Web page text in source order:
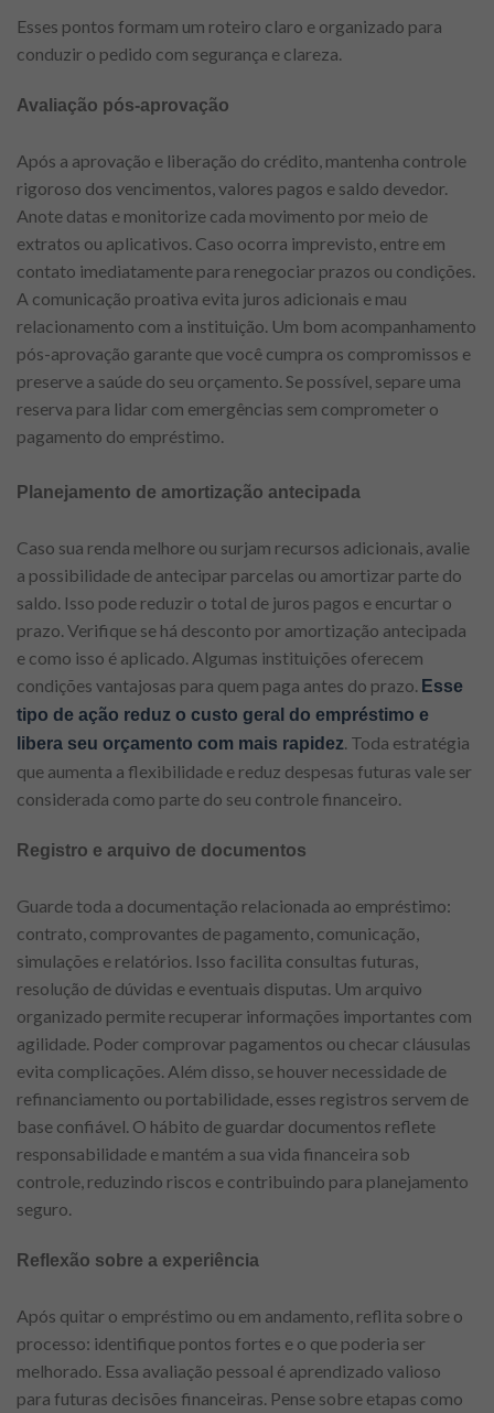
Esses pontos formam um roteiro claro e organizado para
conduzir o pedido com segurança e clareza.
Avaliação pós-aprovação
Após a aprovação e liberação do crédito, mantenha controle
rigoroso dos vencimentos, valores pagos e saldo devedor.
Anote datas e monitorize cada movimento por meio de
extratos ou aplicativos. Caso ocorra imprevisto, entre em
contato imediatamente para renegociar prazos ou condições.
A comunicação proativa evita juros adicionais e mau
relacionamento com a instituição. Um bom acompanhamento
pós-aprovação garante que você cumpra os compromissos e
preserve a saúde do seu orçamento. Se possível, separe uma
reserva para lidar com emergências sem comprometer o
pagamento do empréstimo.
Planejamento de amortização antecipada
Caso sua renda melhore ou surjam recursos adicionais, avalie
a possibilidade de antecipar parcelas ou amortizar parte do
saldo. Isso pode reduzir o total de juros pagos e encurtar o
prazo. Verifique se há desconto por amortização antecipada
e como isso é aplicado. Algumas instituições oferecem
condições vantajosas para quem paga antes do prazo. Esse
tipo de ação reduz o custo geral do empréstimo e
libera seu orçamento com mais rapidez. Toda estratégia
que aumenta a flexibilidade e reduz despesas futuras vale ser
considerada como parte do seu controle financeiro.
Registro e arquivo de documentos
Guarde toda a documentação relacionada ao empréstimo:
contrato, comprovantes de pagamento, comunicação,
simulações e relatórios. Isso facilita consultas futuras,
resolução de dúvidas e eventuais disputas. Um arquivo
organizado permite recuperar informações importantes com
agilidade. Poder comprovar pagamentos ou checar cláusulas
evita complicações. Além disso, se houver necessidade de
refinanciamento ou portabilidade, esses registros servem de
base confiável. O hábito de guardar documentos reflete
responsabilidade e mantém a sua vida financeira sob
controle, reduzindo riscos e contribuindo para planejamento
seguro.
Reflexão sobre a experiência
Após quitar o empréstimo ou em andamento, reflita sobre o
processo: identifique pontos fortes e o que poderia ser
melhorado. Essa avaliação pessoal é aprendizado valioso
para futuras decisões financeiras. Pense sobre etapas como